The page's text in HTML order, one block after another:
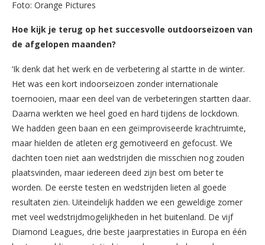
Foto: Orange Pictures
Hoe kijk je terug op het succesvolle outdoorseizoen van
de afgelopen maanden?
‘Ik denk dat het werk en de verbetering al startte in de winter.
Het was een kort indoorseizoen zonder internationale
toernooien, maar een deel van de verbeteringen startten daar.
Daarna werkten we heel goed en hard tijdens de lockdown.
We hadden geen baan en een geïmproviseerde krachtruimte,
maar hielden de atleten erg gemotiveerd en gefocust. We
dachten toen niet aan wedstrijden die misschien nog zouden
plaatsvinden, maar iedereen deed zijn best om beter te
worden. De eerste testen en wedstrijden lieten al goede
resultaten zien. Uiteindelijk hadden we een geweldige zomer
met veel wedstrijdmogelijkheden in het buitenland. De vijf
Diamond Leagues, drie beste jaarprestaties in Europa en één